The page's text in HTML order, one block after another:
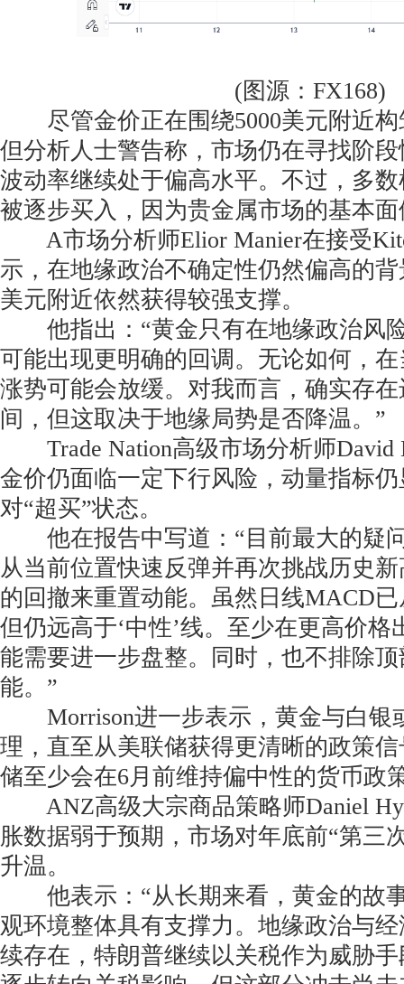
(图源：FX168)
尽管金价正在围绕5000美元附近构
但分析人士警告称，市场仍在寻找阶
波动率继续处于偏高水平。不过，多
被逐步买入，因为贵金属市场的基本
A市场分析师Elior Manier在接受
示，在地缘政治不确定性仍然偏高的
美元附近依然获得较强支撑。
他指出：“黄金只有在地缘政治风
可能出现更明确的回调。无论如何，
涨势可能会放缓。对我而言，确实存
间，但这取决于地缘局势是否降温。”
Trade Nation高级市场分析师David
金价仍面临一定下行风险，动量指标
对“超买”状态。
他在报告中写道：“目前最大的疑
从当前位置快速反弹并再次挑战历史
的回撤来重置动能。虽然日线MACD
但仍远高于‘中性’线。至少在更高价格
能需要进一步盘整。同时，也不排除
能。”
Morrison进一步表示，黄金与白银
理，直至从美联储获得更清晰的政策
储至少会在6月前维持偏中性的货币政
ANZ高级大宗商品策略师Daniel
胀数据弱于预期，市场对年底前“第三
升温。
他表示：“从长期来看，黄金的故
观环境整体具有支撑力。地缘政治与
续存在，特朗普继续以关税作为威胁